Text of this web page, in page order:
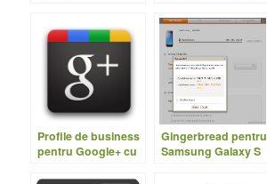
România?
Profile de business
pentru Google+ cu
Gingerbread pentru
Samsung Galaxy S